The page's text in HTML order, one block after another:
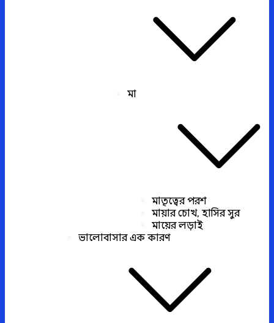
মা
মাতৃত্বের পরশ
মায়ার চোখ, হাসির সুর
মায়ের লড়াই
ভালোবাসার এক কারণ